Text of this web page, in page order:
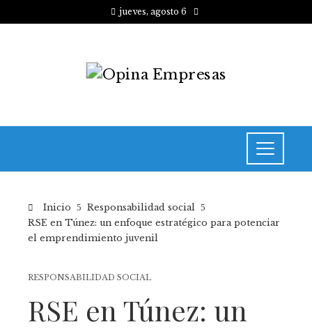
jueves, agosto 6
Inicio
Responsabilidad social
RSE en Túnez: un enfoque estratégico para potenciar
el emprendimiento juvenil
RESPONSABILIDAD SOCIAL
RSE en Túnez: un